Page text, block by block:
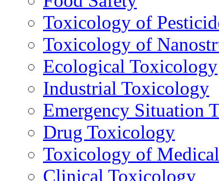
Toxicology of
Toxicology of
Ecological Toxicology
Industrial Toxicology
Emergency Situation
Drug Toxicology
Toxicology of
Clinical Toxicology